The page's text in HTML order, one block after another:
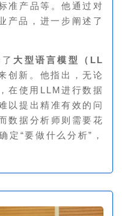
准产品等。他通过对
产品，进一步阐述了
大型语言模型（LL
创新。他指出，无论
在使用LLM进行数据
以提出精准有效的问
数据分析师则需要花
定“要做什么分析”，